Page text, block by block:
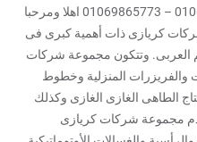
رقم تليفون صيانة كريازي 01062759353 – 01069865773 اهلا ومرحبا
كريازى ذات أهمية كبرى فى
العربى. وتتكون مجموعة شركات
والفريزرات المنزلية وخطوط
الطاهى الغازى الغازى وكذلك
مجموعة شركات كريازى